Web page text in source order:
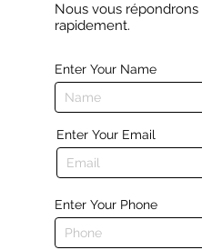
Nous vous répondrons
rapidement.
Enter Your Name
Enter Your Email
Enter Your Phone